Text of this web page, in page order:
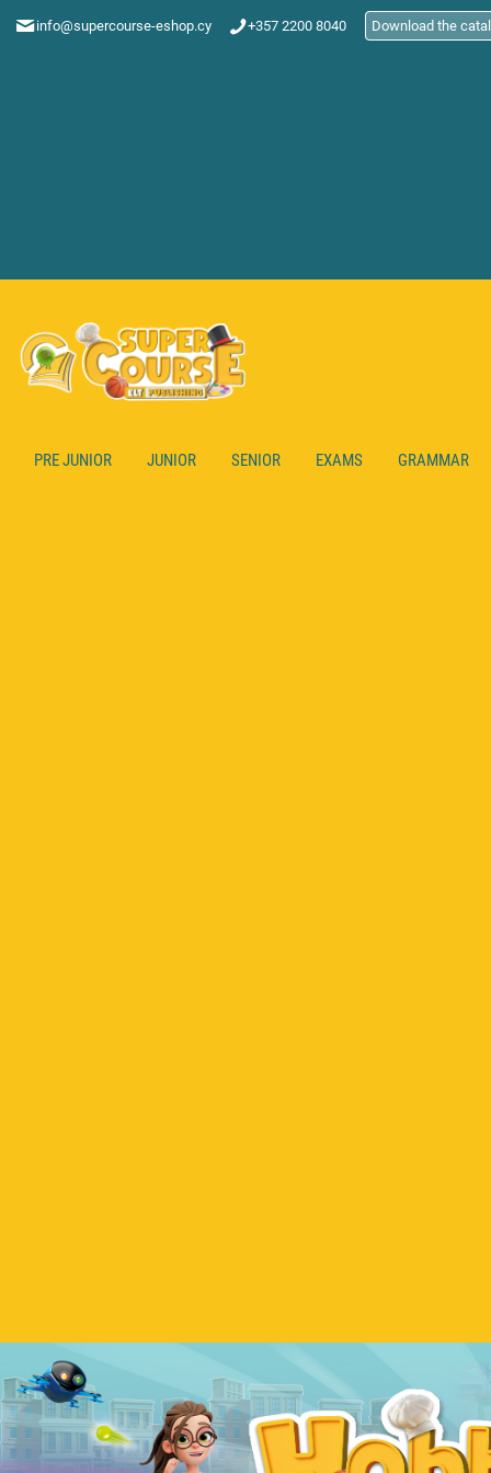
info@supercourse-eshop.cy +357 2200 8040 Download the
PRE JUNIOR JUNIOR SENIOR EXAMS GRAMMAR